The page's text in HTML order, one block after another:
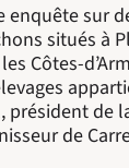
enquête sur
situés à
Côtes-
président de
de